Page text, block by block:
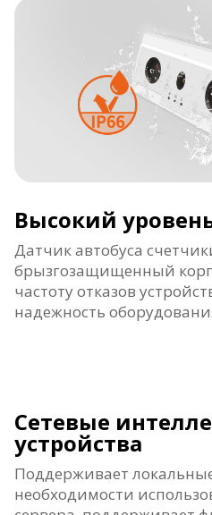
Высокий
Датчик автобуса
брызгозащищенный
частоту отказов
надежность
Сетевые
устройства
Поддерживает
необходимости